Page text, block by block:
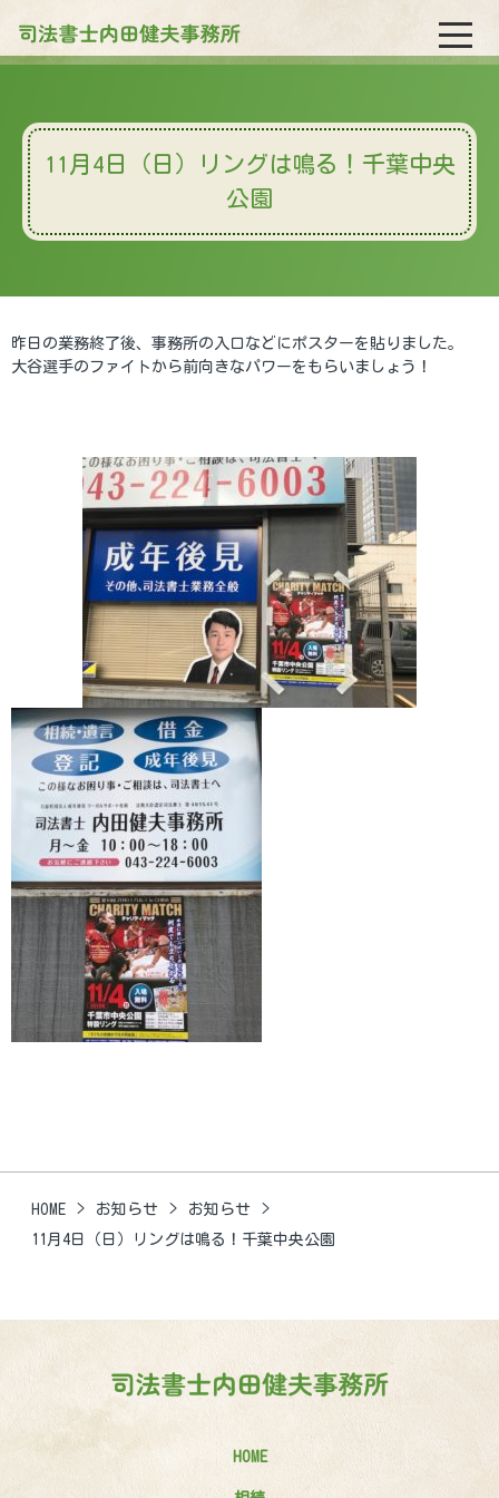
11月4日（日）リングは鳴る！千葉中央
公園
昨日の業務終了後、事務所の入口などにポスターを貼りました。
大谷選手のファイトから前向きなパワーをもらいましょう！
HOME お知らせ
お知らせ
11月4日（日）リングは鳴る！千葉中央公園
HOME